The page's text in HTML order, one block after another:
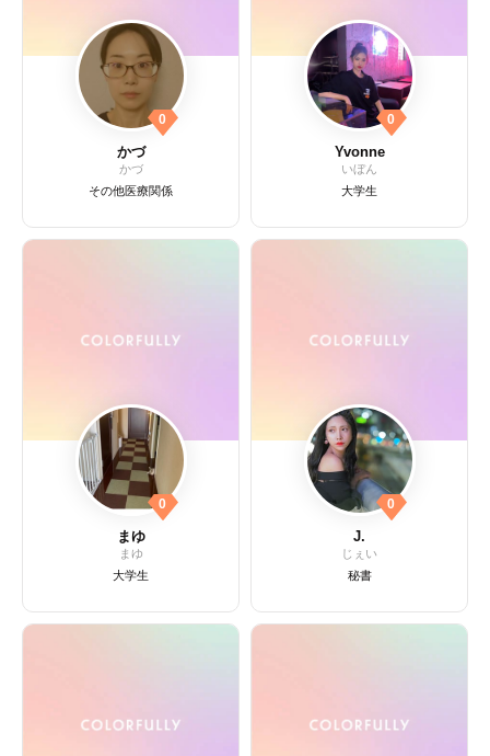
0
かづ
かづ
その他医療関係
0
Yvonne
いぼん
大学生
0
まゆ
まゆ
大学生
0
J.
じぇい
秘書